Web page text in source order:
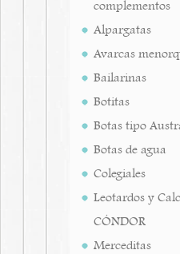
complementos
Alpargatas
Avarcas
Bailarinas
Botitas
Botas tipo
Botas de agua
Colegiales
Leotardos y
CÓNDOR
Merceditas